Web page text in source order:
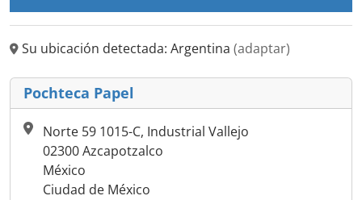
Su ubicación detectada: Argentina (adaptar)
Pochteca Papel
Norte 59 1015-C, Industrial Vallejo
02300 Azcapotzalco
México
Ciudad de México